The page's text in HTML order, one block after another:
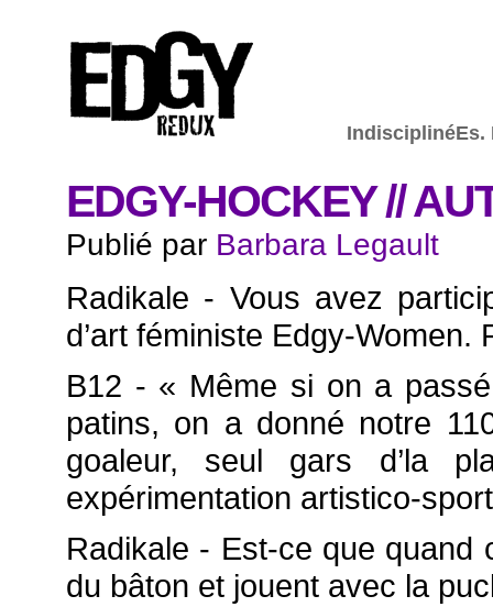
IndisciplinéEs.
EDGY-HOCKEY //
Publié par Barbara Legault
Radikale - Vous avez
d’art féministe Edgy-
B12 - « Même si on a
patins, on a donné notre
goaleur, seul gars d’la
expérimentation artistico-
Radikale - Est-ce que quand
du bâton et jouent avec la